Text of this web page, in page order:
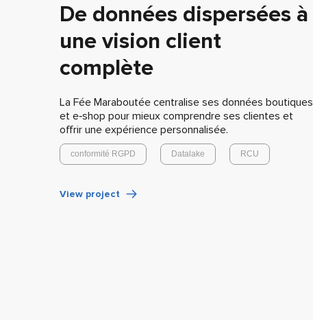
De données dispersées à
une vision client
complète
La Fée Maraboutée centralise ses données boutiques
et e‑shop pour mieux comprendre ses clientes et
offrir une expérience personnalisée.
conformité RGPD Datalake RCU
View project